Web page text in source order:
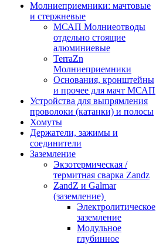
Молниеприемники: мачтовые
и стержневые
МСАП Молниеотводы
отдельно стоящие
алюминиевые
TerraZn
Молниеприемники
Основания, кронштейны
и прочее для мачт МСАП
Устройства для выпрямления
проволоки (катанки) и полосы
Хомуты
Держатели, зажимы и
соединители
Заземление
Экзотермическая /
термитная сварка Zandz
ZandZ и Galmar
(заземление)
Электролитическое
заземление
Модульное
глубинное